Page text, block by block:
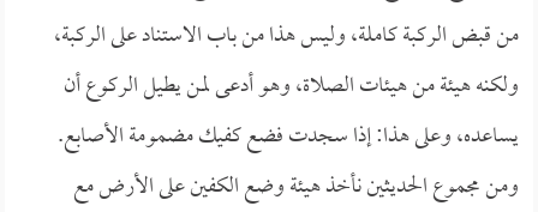
من قبض الركبة كاملة، وليس هذا من باب الاستناد على الركبة،
ولكنه هيئة من هيئات الصلاة، وهو أدعى لمن يطيل الركوع أن
يساعده، وعلى هذا: إذا سجدت فضع كفيك مضمومة الأصابع.
ومن مجموع الحديثين نأخذ هيئة وضع الكفين على الأرض مع